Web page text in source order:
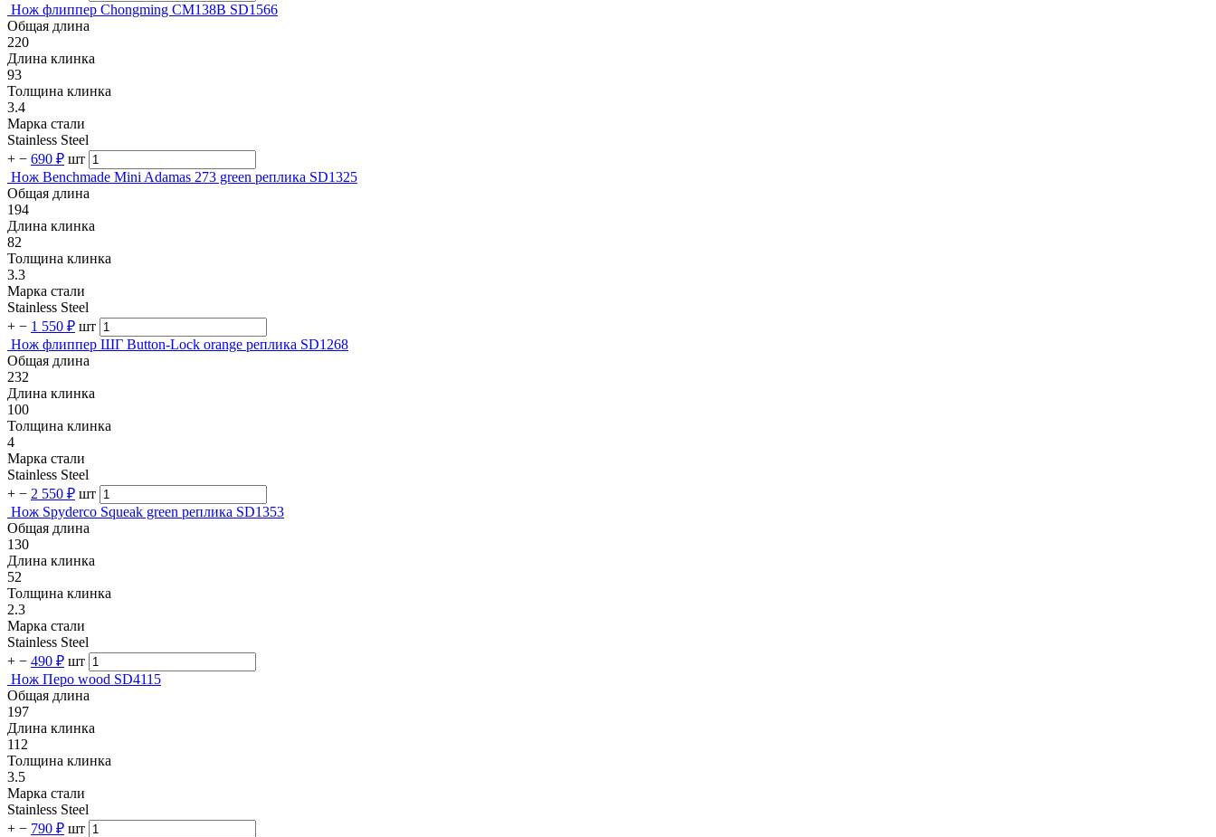
Нож флиппер Chongming CM138B SD1566
Общая длина
220
Длина клинка
93
Толщина клинка
3.4
Марка стали
Stainless Steel
+ − 690 ₽ шт
Нож Benchmade Mini Adamas 273 green реплика SD1325
Общая длина
194
Длина клинка
82
Толщина клинка
3.3
Марка стали
Stainless Steel
+ − 1 550 ₽ шт
Нож флиппер ШГ Button-Lock orange реплика SD1268
Общая длина
232
Длина клинка
100
Толщина клинка
4
Марка стали
Stainless Steel
+ − 2 550 ₽ шт
Нож Spyderco Squeak green реплика SD1353
Общая длина
130
Длина клинка
52
Толщина клинка
2.3
Марка стали
Stainless Steel
+ − 490 ₽ шт
Нож Перо wood SD4115
Общая длина
197
Длина клинка
112
Толщина клинка
3.5
Марка стали
Stainless Steel
+ − 790 ₽ шт